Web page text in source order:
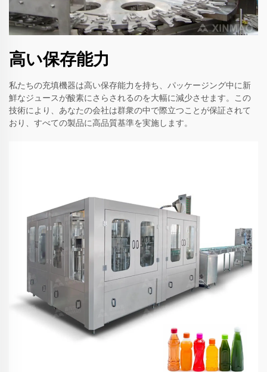
高い保存能力
私たちの充填機器は高い保存能力を持ち、パッケージング中に新
鮮なジュースが酸素にさらされるのを大幅に減少させます。この
技術により、あなたの会社は群衆の中で際立つことが保証されて
おり、すべての製品に高品質基準を実施します。